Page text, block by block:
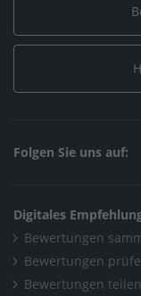
Sanitär,
/ HÖRMANN GmbH
Home
Folgen Sie uns auf:
Digitales
Bewertungen
Bewertungen
Bewertungen teilen